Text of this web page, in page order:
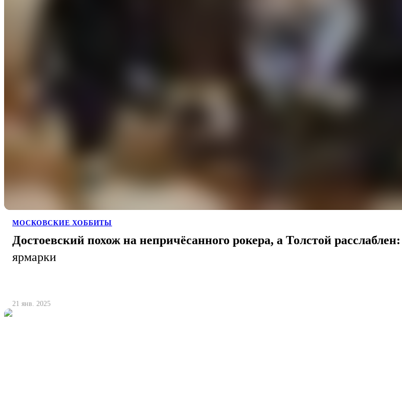
МОСКОВСКИЕ ХОББИТЫ
Достоевский похож на непричёсанного рокера, а Толстой расслаблен:
ярмарки
21 янв. 2025